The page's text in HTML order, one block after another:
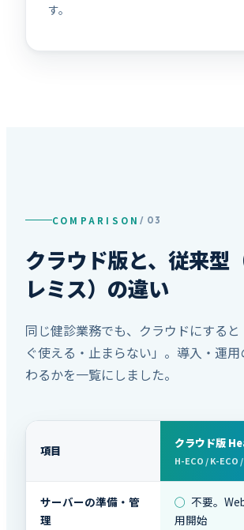
す。
COMPARISON/ 03
クラウド版と、従来型
レミス）の違い
同じ健診業務でも、クラウドにする
ぐ使える・止まらない」。導入・運
わるかを一覧にしました。
項目
クラウド版
H-ECO / K-ECO
サーバーの準備・管
理
◯ 不要。
用開始